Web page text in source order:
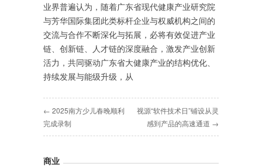
业界普遍认为，随着广东省现代健康产业研究院
与芳华国际集团此类标杆企业与权威机构之间的
交流与合作不断深化与拓展，必将有效促进产业
链、创新链、人才链的深度融合，激发产业创新
活力，共同驱动广东省大健康产业的结构优化、
持续发展与能级升级，从
← 2025南方少儿春晚顺利
完成录制
视源“软件技术日”铺设从灵
感到产品的高速通道 →
商业